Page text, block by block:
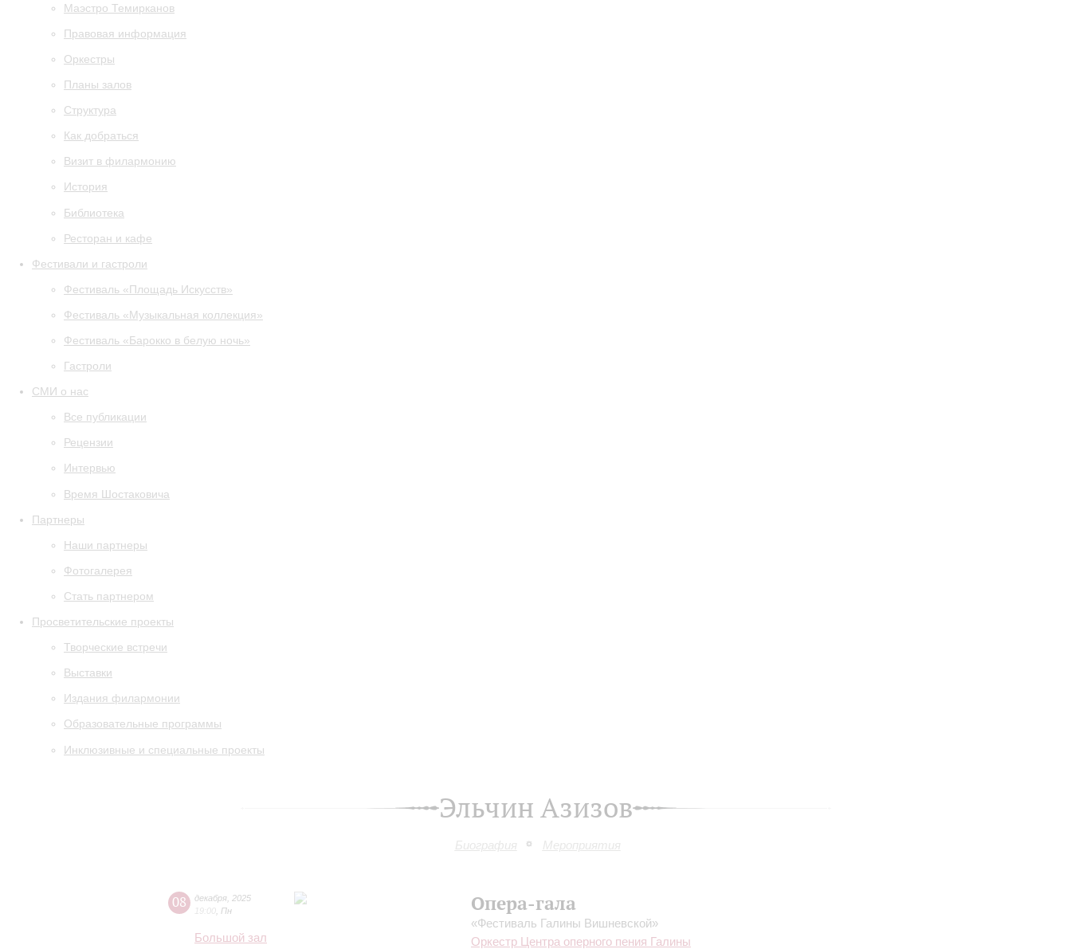
Маэстро Темирканов
Правовая информация
Оркестры
Планы залов
Структура
Как добраться
Визит в филармонию
История
Библиотека
Ресторан и кафе
Фестивали и гастроли
Фестиваль «Площадь Искусств»
Фестиваль «Музыкальная коллекция»
Фестиваль «Барокко в белую ночь»
Гастроли
СМИ о нас
Все публикации
Рецензии
Интервью
Время Шостаковича
Партнеры
Наши партнеры
Фотогалерея
Стать партнером
Просветительские проекты
Творческие встречи
Выставки
Издания филармонии
Образовательные программы
Инклюзивные и специальные проекты
Эльчин Азизов
Биография Мероприятия
08 декабря 2025
19:00 Пн
Большой зал
Опера-гала
«Фестиваль Галины Вишневской»
Оркестр Центра оперного пения Галины